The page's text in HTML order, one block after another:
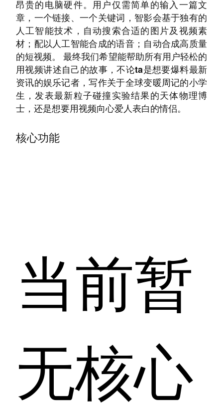
昂贵的电脑硬件。用户仅需简单的输入一篇文
章，一个链接、一个关键词，智影会基于独有的
人工智能技术，自动搜索合适的图片及视频素
材；配以人工智能合成的语音；自动合成高质量
的短视频。 最终我们希望能帮助所有用户轻松的
用视频讲述自己的故事，不论ta是想要爆料最新
资讯的娱乐记者，写作关于全球变暖周记的小学
生，发表最新粒子碰撞实验结果的天体物理博
士，还是想要用视频向心爱人表白的情侣。
核心功能
当前暂
无核心